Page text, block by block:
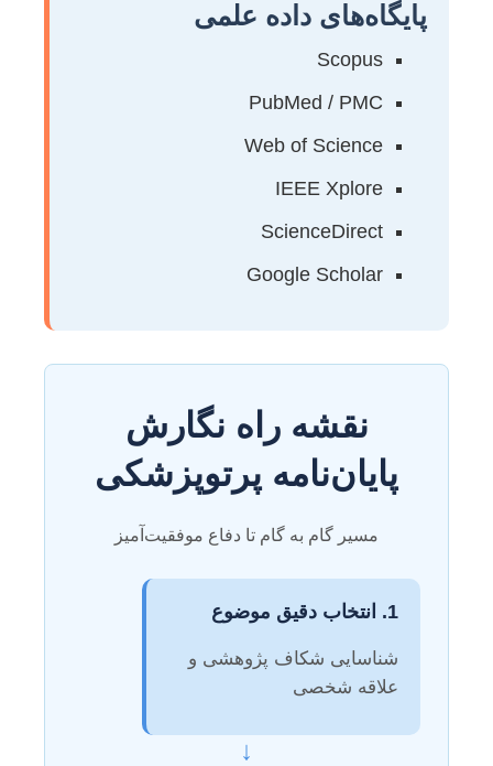
پایگاه‌های داده علمی
Scopus
PubMed / PMC
Web of Science
IEEE Xplore
ScienceDirect
Google Scholar
نقشه راه نگارش
پایان‌نامه پرتوپزشکی
مسیر گام به گام تا دفاع موفقیت‌آمیز
1. انتخاب دقیق موضوع
شناسایی شکاف پژوهشی و
علاقه شخصی
↓